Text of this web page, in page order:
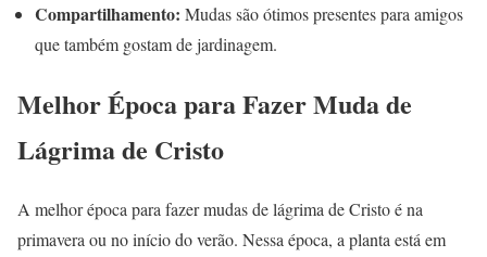
Compartilhamento: Mudas são ótimos presentes para amigos
que também gostam de jardinagem.
Melhor Época para Fazer Muda de
Lágrima de Cristo
A melhor época para fazer mudas de lágrima de Cristo é na
primavera ou no início do verão. Nessa época, a planta está em